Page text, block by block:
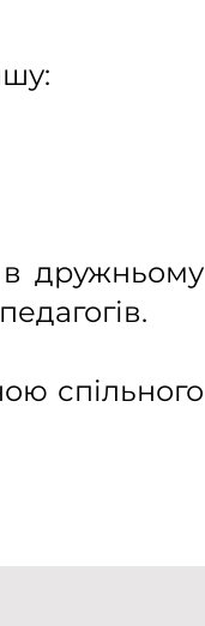
дружньому
спільного